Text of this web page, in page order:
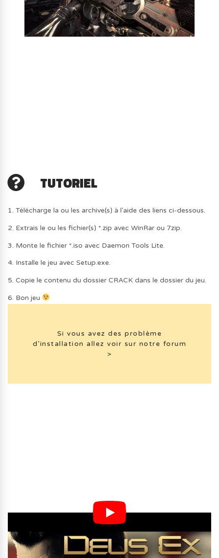
TUTORIEL
1. Télécharge la ou les archive(s) à l'aide des liens ci-dessous.
2. Extrais le ou les fichier(s) *.zip avec WinRar ou 7zip.
3. Monte le fichier *.iso avec Daemon Tools Lite.
4. Installe le jeu avec Setup.exe.
5. Copie le contenu du dossier CRACK dans le dossier du jeu.
6. Bon jeu
Si vous avez des problème
d’installation allez voir sur notre forum
>